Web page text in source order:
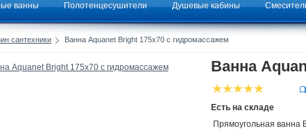
ванны Полотенцесушители Душевые кабины
сантехники Ванна Aquanet Bright 175x70 с гидромассажем
Ванна
Есть на складе
Прямоугольная ванна